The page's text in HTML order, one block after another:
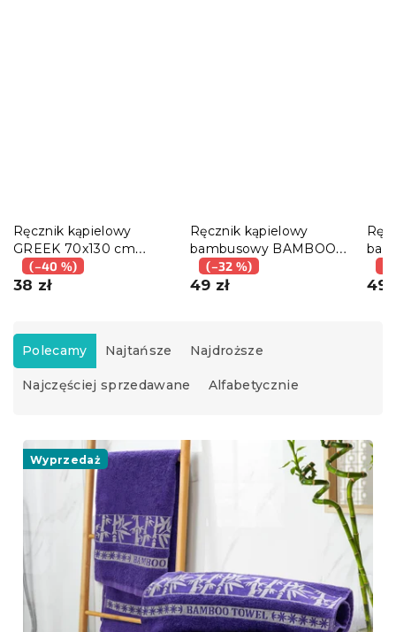
Ręcznik kąpielowy
GREEK 70x130 cm
czarny, 100% bawełna
(–40 %)
38 zł
Ręcznik kąpielowy
bambusowy BAMBOO
70x140 cm zielony, 70%
bambus | 30% bawełna
(–32 %)
49 zł 49
S
o
r
n
d
Polecamy Najtańsze Najdroższe
Najczęściej sprzedawane Alfabetycznie
L
o
d
Wyprzedaż